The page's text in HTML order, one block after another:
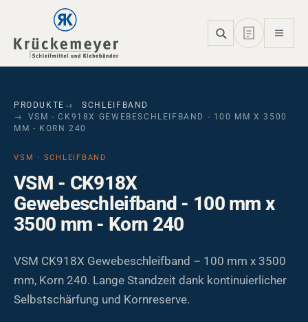
Skip to main navigation
Skip to main content
Skip to page footer
PRODUKTE
SCHLEIFBAND
VSM - CK918X GEWEBESCHLEIFBAND - 100 MM X 3500
MM - KORN 240
VSM · SCHLEIFBAND
VSM - CK918X
Gewebeschleifband - 100 mm x
3500 mm - Korn 240
VSM CK918X Gewebeschleifband – 100 mm x 3500
mm, Korn 240. Lange Standzeit dank kontinuierlicher
Selbstschärfung und Kornreserve.